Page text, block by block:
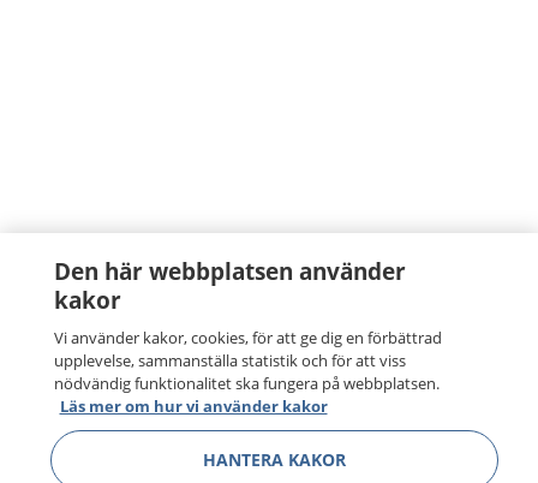
Den här webbplatsen använder
kakor
Vi använder kakor, cookies, för att ge dig en förbättrad
upplevelse, sammanställa statistik och för att viss
nödvändig funktionalitet ska fungera på webbplatsen.
Läs mer om hur vi använder kakor
HANTERA KAKOR